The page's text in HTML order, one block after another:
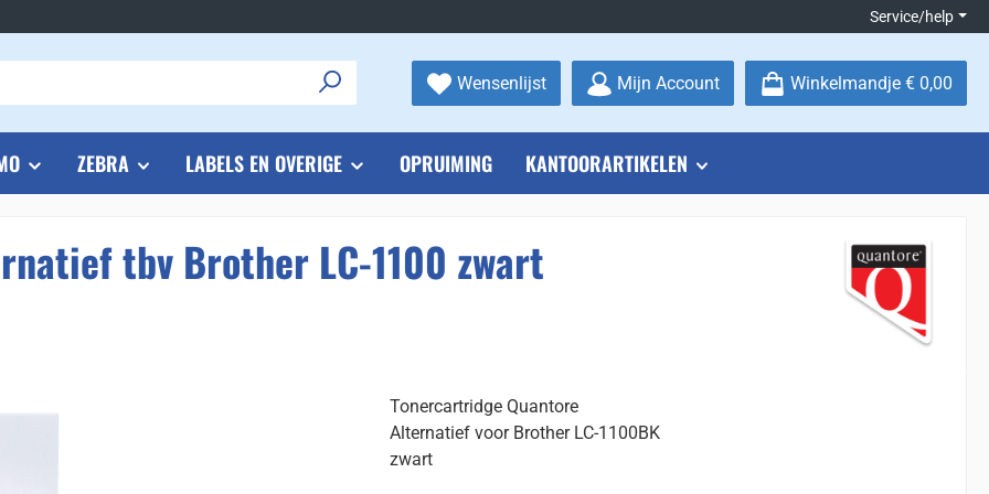
Service/help
WensenlijstJe hebt 0 items op je verlanglijstje
Mijn Account Winkelmandje € 0,00
ZEBRA LABELS EN OVERIGE OPRUIMING KANTOORARTIKELEN
tbv Brother LC-1100 zwart
Tonercartridge Quantore
Alternatief voor Brother LC-1100BK
zwart